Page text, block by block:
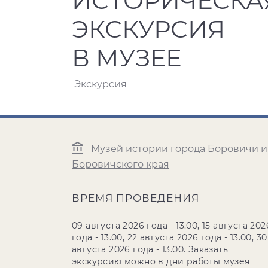
ЭКСКУРСИЯ
В МУЗЕЕ
Экскурсия
Музей истории города Боровичи и
Боровичского края
ВРЕМЯ ПРОВЕДЕНИЯ
09 августа 2026 года - 13.00, 15 августа
года - 13.00, 22 августа 2026 года - 13.00, 30
августа 2026 года - 13.00. Заказать
экскурсию можно в дни работы музея